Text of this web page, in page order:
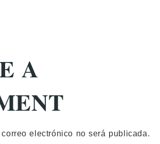
A
electrónico no será publicada.